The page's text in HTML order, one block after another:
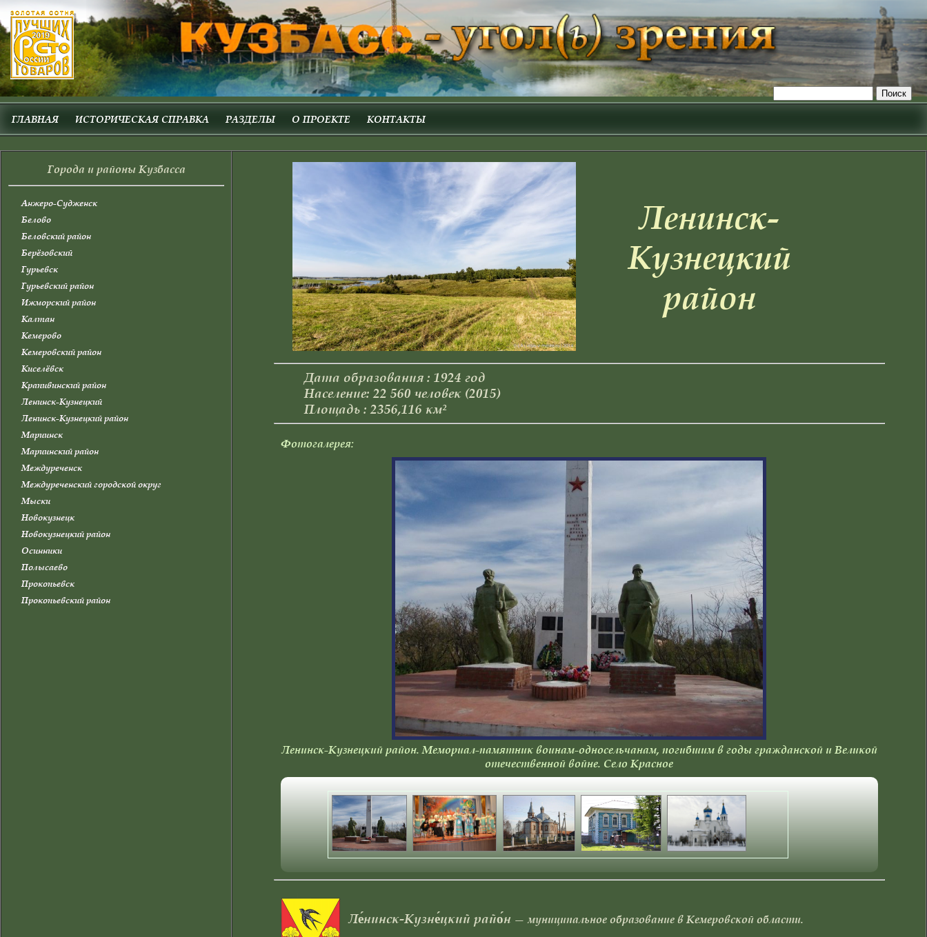
ГЛАВНАЯ ИСТОРИЧЕСКАЯ СПРАВКА РАЗДЕЛЫ О ПРОЕКТЕ КОНТАКТЫ
Города и районы Кузбасса
Анжеро-Судженск
Белово
Беловский район
Берёзовский
Гурьевск
Гурьевский район
Ижморский район
Калтан
Кемерово
Кемеровский район
Киселёвск
Крапивинский район
Ленинск-Кузнецкий
Ленинск-Кузнецкий район
Мариинск
Мариинский район
Междуреченск
Междуреченский городской округ
Мыски
Новокузнецк
Новокузнецкий район
Осинники
Полысаево
Прокопьевск
Прокопьевский район
Ленинск-
Кузнецкий
район
Дата образования : 1924 год
Население: 22 560 человек (2015)
Площадь : 2356,116 км²
Фотогалерея:
Ленинск-Кузнецкий район. Мемориал-памятник воинам-односельчанам, погибшим в годы гражданской и Великой
отечественной войне. Село Красное
Ле́нинск-Кузне́цкий райо́н — муниципальное образование в Кемеровской области.